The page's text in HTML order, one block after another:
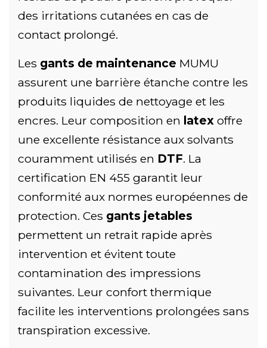
des irritations cutanées en cas de
contact prolongé.
Les gants de maintenance MUMU
assurent une barrière étanche contre les
produits liquides de nettoyage et les
encres. Leur composition en latex offre
une excellente résistance aux solvants
couramment utilisés en DTF. La
certification EN 455 garantit leur
conformité aux normes européennes de
protection. Ces gants jetables
permettent un retrait rapide après
intervention et évitent toute
contamination des impressions
suivantes. Leur confort thermique
facilite les interventions prolongées sans
transpiration excessive.